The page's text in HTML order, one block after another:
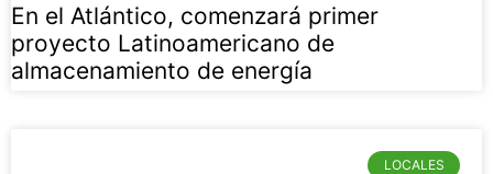
En el Atlántico, comenzará primer
proyecto Latinoamericano de
almacenamiento de energía
LOCALES